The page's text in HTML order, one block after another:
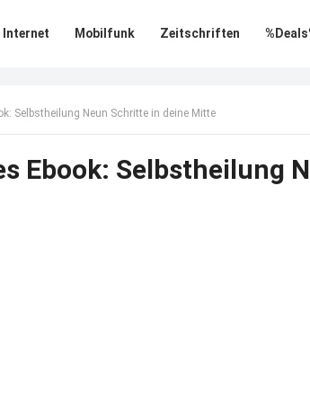
Internet Mobilfunk Zeitschriften
Selbstheilung Neun Schritte in deine Mitte
Ebook: Selbstheilung